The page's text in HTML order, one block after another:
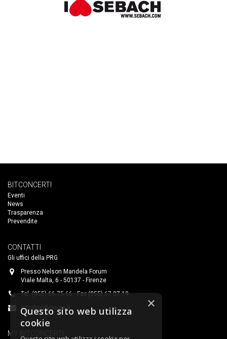
BITCONCERTI
Eventi
News
Trasparenza
Prevendite
CONTATTI
Gli uffici della PRG
Presso Nelson Mandela Forum
Viale Malta, 6 - 50137 - Firenze
Tel. (055) 66.75.66 - Fax (055) 67.07.19
info@prgfirenze.it
MY BITCONCERTI
×
Questo sito web utilizza
cookie